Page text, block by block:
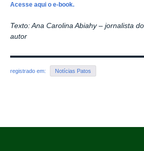
Acesse aqui o e-book.
Texto: Ana Carolina Abiahy – jornalista
autor
registrado em: Notícias Patos